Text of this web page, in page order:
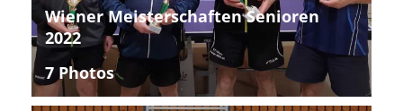
Wiener Meisterschaften Senioren
2022
7 Photos